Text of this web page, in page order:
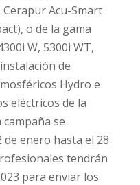
Acu-Smart
o de la gama
W, 5300i WT,
de
Hydro e
eléctricos de la
campaña se
de enero hasta el 28
tendrán
para enviar los